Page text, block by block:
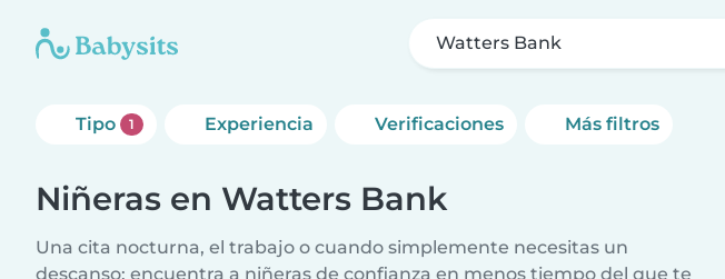
Watters Bank
Tipo 1 Experiencia Verificaciones Más filtros
Niñeras en Watters Bank
Una cita nocturna, el trabajo o cuando simplemente necesitas un
descanso: encuentra a niñeras de confianza en menos tiempo del que te